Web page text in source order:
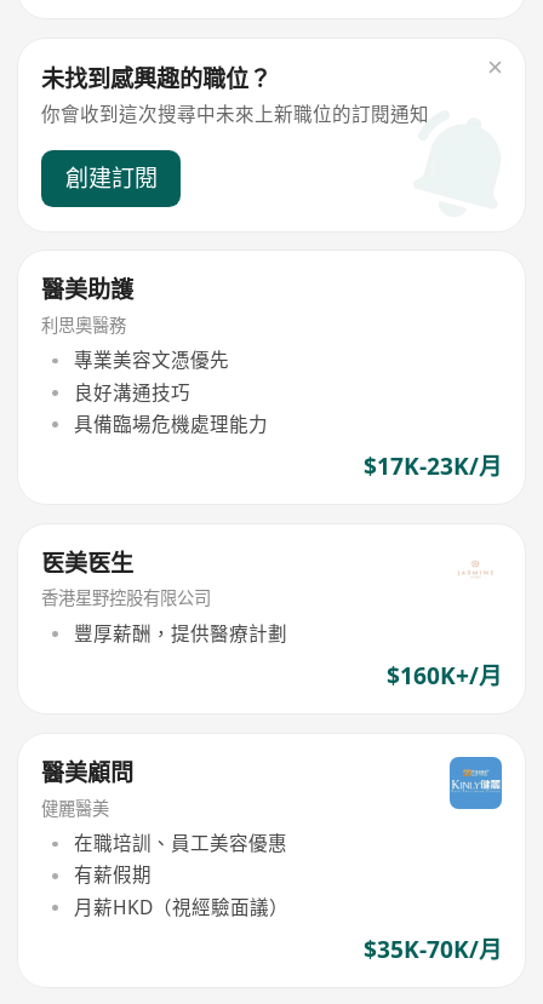
未找到感興趣的職位？
你會收到這次搜尋中未來上新職位的訂閱通知
創建訂閱
醫美助護
利思奧醫務
專業美容文憑優先
良好溝通技巧
具備臨場危機處理能力
$17K-23K/月
医美医生
香港星野控股有限公司
豐厚薪酬，提供醫療計劃
$160K+/月
醫美顧問
健麗醫美
在職培訓、員工美容優惠
有薪假期
月薪HKD（視經驗面議）
$35K-70K/月